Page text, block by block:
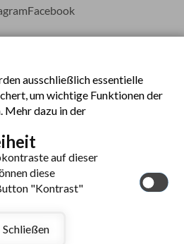
Facebook
Sprache
Inhalt
ausschließlich essentielle
um wichtige Funktionen der
Mehr dazu in der
auf dieser
diese
"Kontrast"
Schließen